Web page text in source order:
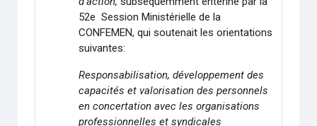
52eSession Ministérielle de la
CONFEMEN, qui soutenait les orientations
suivantes:
Responsabilisation, développement des
capacités et valorisation des personnels
en concertation avec les organisations
professionnelles et syndicales